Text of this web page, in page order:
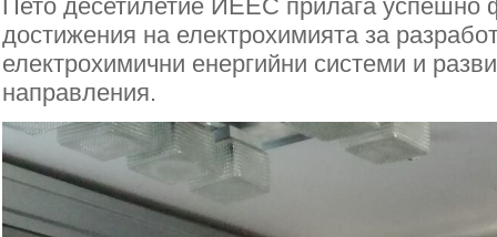
Пето десетилетие ИЕЕС прилага успешно
достижения на електрохимията за
електрохимични енергийни системи и
направления.